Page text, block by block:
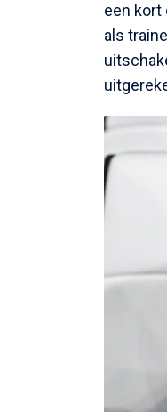
een kort
als